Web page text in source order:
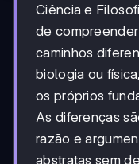
Ciência e
de
caminhos
biologia ou
os próprios
As diferenças
razão e
abstratas sem